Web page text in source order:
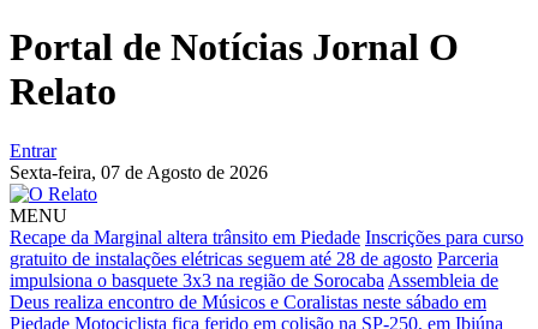
Portal de Notícias Jornal O
Relato
Entrar
Sexta-feira, 07 de Agosto de 2026
MENU
Recape da Marginal altera trânsito em Piedade Inscrições para curso
gratuito de instalações elétricas seguem até 28 de agosto Parceria
impulsiona o basquete 3x3 na região de Sorocaba Assembleia de
Deus realiza encontro de Músicos e Coralistas neste sábado em
Piedade Motociclista fica ferido em colisão na SP-250, em Ibiúna